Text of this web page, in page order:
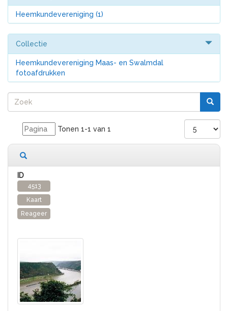
Heemkundevereniging (1)
Collectie
Heemkundevereniging Maas- en Swalmdal
fotoafdrukken
Tonen 1-1 van 1
4513
Kaart
Reageer